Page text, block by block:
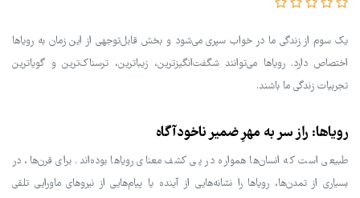
یک سوم از زندگی ما در خواب سپری می‌شود و بخش قابل‌توجهی از این زمان به رویاها
اختصاص دارد. رویاها می‌توانند شگفت‌انگیزترین، زیباترین، ترسناک‌ترین و گویاترین
تجربیات زندگی ما باشند.
رویاها: راز سر به مهرِ ضمیر ناخودآگاه
طبیعی است که انسان‌ها همواره در پی کشف معنای رویاها بوده‌اند. برای قرن‌ها، در
بسیاری از تمدن‌ها، رویاها را نشانه‌هایی از آینده یا پیام‌هایی از نیروهای ماورایی تلقی